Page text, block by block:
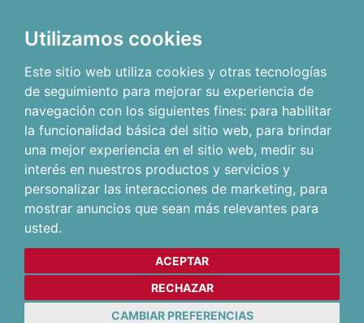
Utilizamos cookies
Este sitio web utiliza cookies y otras tecnologías
de seguimiento para mejorar su experiencia de
navegación con los siguientes fines: para habilitar
la funcionalidad básica del sitio web, para brindar
una mejor experiencia en el sitio web, medir su
interés en nuestros productos y servicios y
personalizar las interacciones de marketing, para
mostrar anuncios que sean más relevantes para
usted.
ACEPTAR
RECHAZAR
CAMBIAR PREFERENCIAS